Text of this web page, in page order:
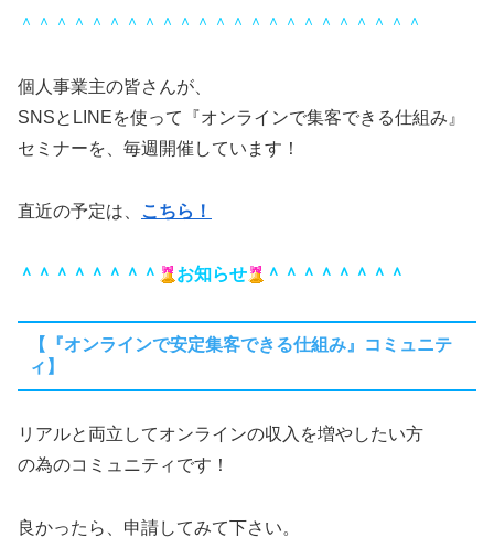
＾＾＾＾＾＾＾＾＾＾＾＾＾＾＾＾＾＾＾＾＾＾＾
個人事業主の皆さんが、
SNSとLINEを使って『オンラインで集客できる仕組み』
セミナーを、毎週開催しています！
直近の予定は、 こちら！
＾＾＾＾＾＾＾＾ お知らせ ＾＾＾＾＾＾＾＾
【『オンラインで安定集客できる仕組み』コミュニテ
ィ】
リアルと両立してオンラインの収入を増やしたい方
の為のコミュニティです！
良かったら、申請してみて下さい。